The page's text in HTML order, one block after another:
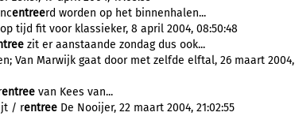
entreerd worden op het binnenhalen...
tijd fit voor klassieker, 8 april 2004, 08:50:48
zit er aanstaande zondag dus ook...
Van Marwijk gaat door met zelfde elftal, 26 maart 2004,
entree van Kees van...
/ rentree De Nooijer, 22 maart 2004, 21:02:55